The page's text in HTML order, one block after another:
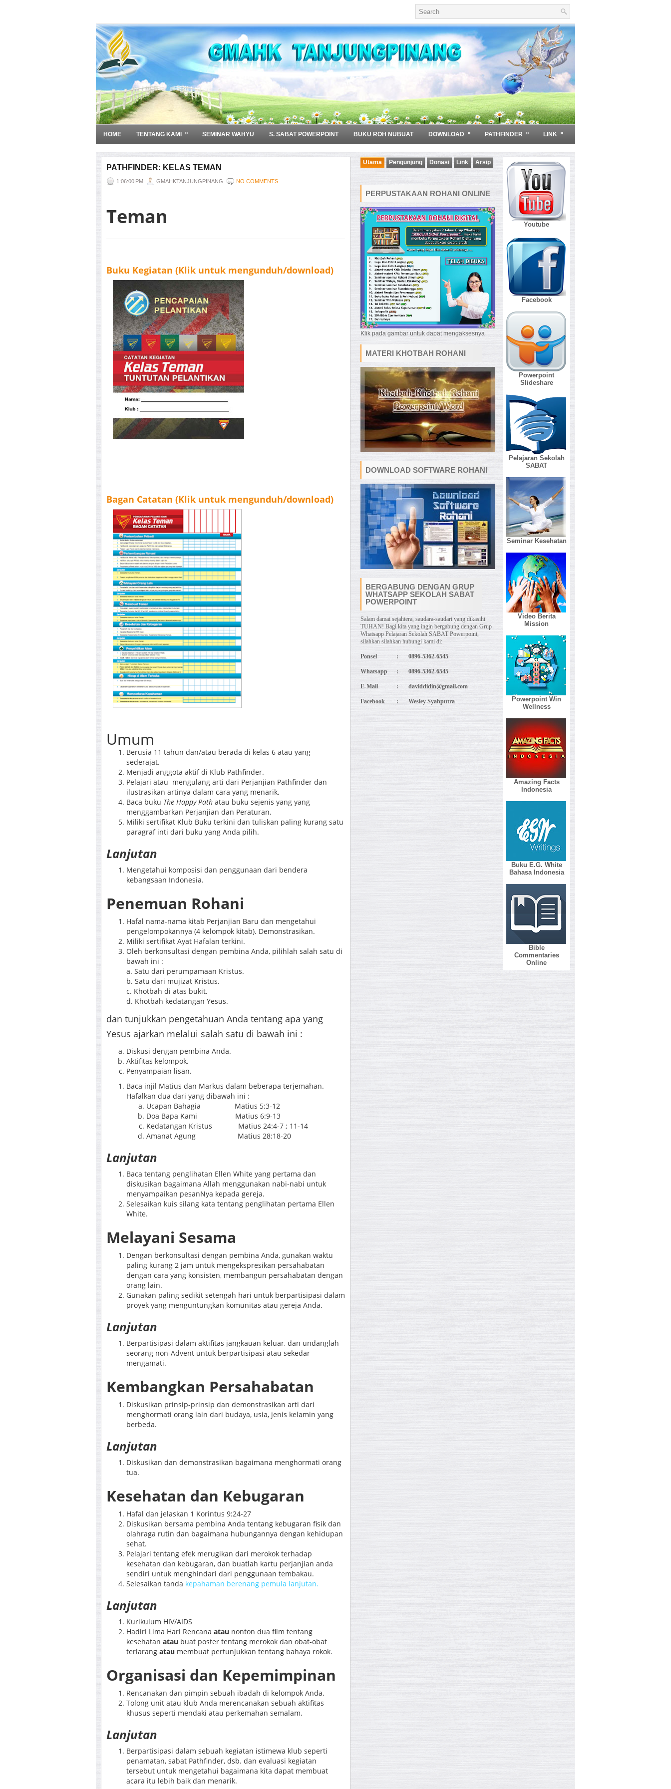
HOME TENTANG KAMI » SEMINAR WAHYU S. SABAT POWERPOINT BUKU ROH NUBUAT DOWNLOAD » PATHFINDER » LINK »
PATHFINDER: KELAS TEMAN
1:06:00 PM GMAHKTANJUNGPINANG NO COMMENTS
Teman
Buku Kegiatan (Klik untuk mengunduh/download)
Bagan Catatan (Klik untuk mengunduh/download)
Umum
Berusia 11 tahun dan/atau berada di kelas 6 atau yang
sederajat.
Menjadi anggota aktif di Klub Pathfinder.
Pelajari atau mengulang arti dari Perjanjian Pathfinder dan
ilustrasikan artinya dalam cara yang menarik.
Baca buku The Happy Path atau buku sejenis yang yang
menggambarkan Perjanjian dan Peraturan.
Miliki sertifikat Klub Buku terkini dan tuliskan paling kurang satu
paragraf inti dari buku yang Anda pilih.
Lanjutan
Mengetahui komposisi dan penggunaan dari bendera
kebangsaan Indonesia.
Penemuan Rohani
Hafal nama-nama kitab Perjanjian Baru dan mengetahui
pengelompokannya (4 kelompok kitab). Demonstrasikan.
Miliki sertifikat Ayat Hafalan terkini.
Oleh berkonsultasi dengan pembina Anda, pilihlah salah satu di
bawah ini :
a. Satu dari perumpamaan Kristus.
b. Satu dari mujizat Kristus.
c. Khotbah di atas bukit.
d. Khotbah kedatangan Yesus.
dan tunjukkan pengetahuan Anda tentang apa yang
Yesus ajarkan melalui salah satu di bawah ini :
Diskusi dengan pembina Anda.
Aktifitas kelompok.
Penyampaian lisan.
Baca injil Matius dan Markus dalam beberapa terjemahan.
Hafalkan dua dari yang dibawah ini :
Ucapan Bahagia Matius 5:3-12
Doa Bapa Kami Matius 6:9-13
Kedatangan Kristus Matius 24:4-7 ; 11-14
Amanat Agung Matius 28:18-20
Lanjutan
Baca tentang penglihatan Ellen White yang pertama dan
diskusikan bagaimana Allah menggunakan nabi-nabi untuk
menyampaikan pesanNya kepada gereja.
Selesaikan kuis silang kata tentang penglihatan pertama Ellen
White.
Melayani Sesama
Dengan berkonsultasi dengan pembina Anda, gunakan waktu
paling kurang 2 jam untuk mengekspresikan persahabatan
dengan cara yang konsisten, membangun persahabatan dengan
orang lain.
Gunakan paling sedikit setengah hari untuk berpartisipasi dalam
proyek yang menguntungkan komunitas atau gereja Anda.
Lanjutan
Berpartisipasi dalam aktifitas jangkauan keluar, dan undanglah
seorang non-Advent untuk berpartisipasi atau sekedar
mengamati.
Kembangkan Persahabatan
Diskusikan prinsip-prinsip dan demonstrasikan arti dari
menghormati orang lain dari budaya, usia, jenis kelamin yang
berbeda.
Lanjutan
Diskusikan dan demonstrasikan bagaimana menghormati orang
tua.
Kesehatan dan Kebugaran
Hafal dan jelaskan 1 Korintus 9:24-27
Diskusikan bersama pembina Anda tentang kebugaran fisik dan
olahraga rutin dan bagaimana hubungannya dengan kehidupan
sehat.
Pelajari tentang efek merugikan dari merokok terhadap
kesehatan dan kebugaran, dan buatlah kartu perjanjian anda
sendiri untuk menghindari dari penggunaan tembakau.
Selesaikan tanda kepahaman berenang pemula lanjutan.
Lanjutan
Kurikulum HIV/AIDS
Hadiri Lima Hari Rencana atau nonton dua film tentang
kesehatan atau buat poster tentang merokok dan obat-obat
terlarang atau membuat pertunjukkan tentang bahaya rokok.
Organisasi dan Kepemimpinan
Rencanakan dan pimpin sebuah ibadah di kelompok Anda.
Tolong unit atau klub Anda merencanakan sebuah aktifitas
khusus seperti mendaki atau perkemahan semalam.
Lanjutan
Berpartisipasi dalam sebuah kegiatan istimewa klub seperti
penamatan, sabat Pathfinder, dsb. dan evaluasi kegiatan
tersebut untuk mengetahui bagaimana kita dapat membuat
acara itu lebih baik dan menarik.
Utama Pengunjung Donasi Link Arsip
PERPUSTAKAAN ROHANI ONLINE
Klik pada gambar untuk dapat mengaksesnya
MATERI KHOTBAH ROHANI
DOWNLOAD SOFTWARE ROHANI
BERGABUNG DENGAN GRUP
WHATSAPP SEKOLAH SABAT
POWERPOINT
Salam damai sejahtera, saudara-saudari yang dikasihi
TUHAN! Bagi kita yang ingin bergabung dengan Grup
Whatsapp Pelajaran Sekolah SABAT Powerpoint,
silahkan silahkan hubungi kami di:
Ponsel : 0896-5362-6545
Whatsapp : 0896-5362-6545
E-Mail : daviddidin@gmail.com
Facebook : Wesley Syahputra
Youtube
Facebook
Powerpoint
Slideshare
Pelajaran Sekolah
SABAT
Seminar Kesehatan
Video Berita
Mission
Powerpoint Win
Wellness
Amazing Facts
Indonesia
Buku E.G. White
Bahasa Indonesia
Bible
Commentaries
Online